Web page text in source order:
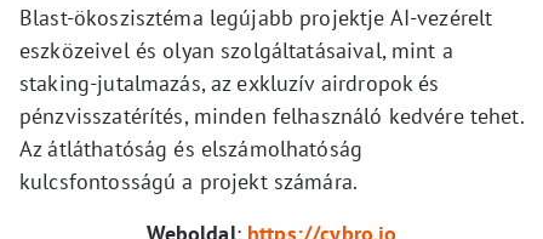
Blast-ökoszisztéma legújabb projektje AI-vezérelt
eszközeivel és olyan szolgáltatásaival, mint a
staking-jutalmazás, az exkluzív airdropok és
pénzvisszatérítés, minden felhasználó kedvére tehet.
Az átláthatóság és elszámolhatóság
kulcsfontosságú a projekt számára.
Weboldal: https://cybro.io